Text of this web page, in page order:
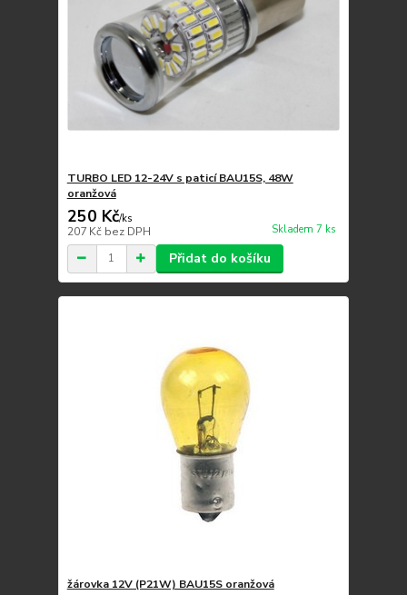
TURBO LED 12-24V s paticí BAU15S, 48W
oranžová
250 Kč/ks
207 Kč bez DPH Skladem 7 ks
Přidat do košíku
žárovka 12V (P21W) BAU15S oranžová